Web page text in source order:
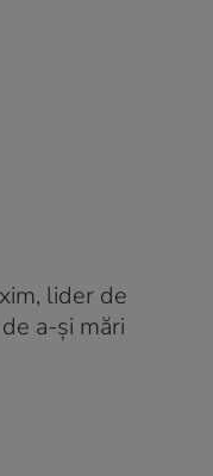
lider de
a-și mări